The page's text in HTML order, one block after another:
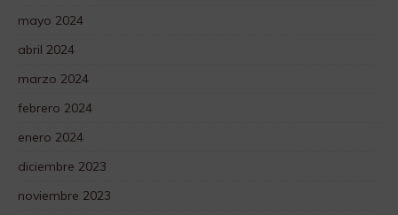
mayo 2024
abril 2024
marzo 2024
febrero 2024
enero 2024
diciembre 2023
noviembre 2023